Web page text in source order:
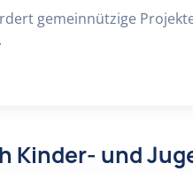
gemeinnützige
Kinder- und